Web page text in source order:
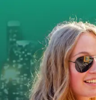
INT
ES
IT